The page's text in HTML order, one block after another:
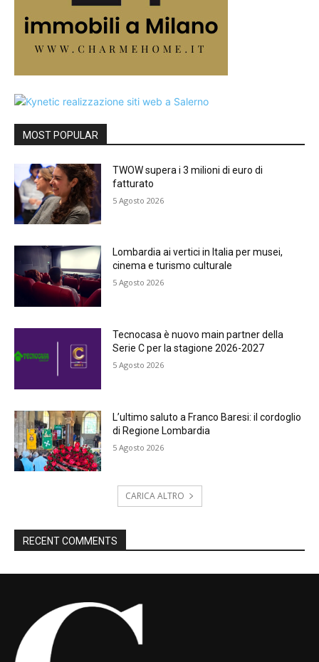
MOST POPULAR
TWOW supera i 3 milioni di euro di
fatturato
5 Agosto 2026
Lombardia ai vertici in Italia per musei,
cinema e turismo culturale
5 Agosto 2026
Tecnocasa è nuovo main partner della
Serie C per la stagione 2026-2027
5 Agosto 2026
L’ultimo saluto a Franco Baresi: il cordoglio
di Regione Lombardia
5 Agosto 2026
CARICA ALTRO
RECENT COMMENTS